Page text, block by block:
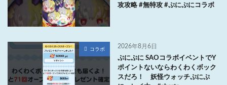
攻攻略 #無特攻 #ぷにぷにコラボ
コラボ 2026年8月6日
ぷにぷに SAOコラボイベントでY
ポイントないならわくわくボック
スだろ！ 妖怪ウォッチぷにぷ